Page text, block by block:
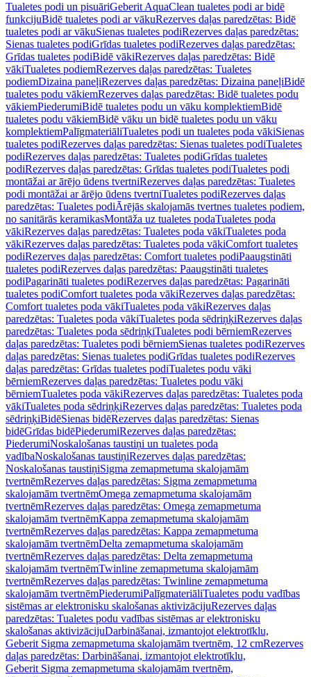
Tualetes podi un pisuāriGeberit AquaClean tualetes podi ar bidē
funkcijuBidē tualetes podi ar vākuRezerves daļas paredzētas: Bidē
tualetes podi ar vākuSienas tualetes podiRezerves daļas paredzētas:
Sienas tualetes podiGrīdas tualetes podiRezerves daļas paredzētas:
Grīdas tualetes podiBidē vākiRezerves daļas paredzētas: Bidē
vākiTualetes podiemRezerves daļas paredzētas: Tualetes
podiemDizaina paneļiRezerves daļas paredzētas: Dizaina paneļiBidē
tualetes podu vākiemRezerves daļas paredzētas: Bidē tualetes podu
vākiemPiederumiBidē tualetes podu un vāku komplektiemBidē
tualetes podu vākiemBidē vāku un bidē tualetes podu un vāku
komplektiemPalīgmateriāliTualetes podi un tualetes poda vākiSienas
tualetes podiRezerves daļas paredzētas: Sienas tualetes podiTualetes
podiRezerves daļas paredzētas: Tualetes podiGrīdas tualetes
podiRezerves daļas paredzētas: Grīdas tualetes podiTualetes podi
montāžai ar ārējo ūdens tvertniRezerves daļas paredzētas: Tualetes
podi montāžai ar ārējo ūdens tvertniTualetes podiRezerves daļas
paredzētas: Tualetes podiĀrējās skalojamās tvertnes tualetes podiem,
no sanitārās keramikasMontāža uz tualetes podaTualetes poda
vākiRezerves daļas paredzētas: Tualetes poda vākiTualetes poda
vākiRezerves daļas paredzētas: Tualetes poda vākiComfort tualetes
podiRezerves daļas paredzētas: Comfort tualetes podiPaaugstināti
tualetes podiRezerves daļas paredzētas: Paaugstināti tualetes
podiPagarināti tualetes podiRezerves daļas paredzētas: Pagarināti
tualetes podiComfort tualetes poda vākiRezerves daļas paredzētas:
Comfort tualetes poda vākiTualetes poda vākiRezerves daļas
paredzētas: Tualetes poda vākiTualetes poda sēdriņķiRezerves daļas
paredzētas: Tualetes poda sēdriņķiTualetes podi bērniemRezerves
daļas paredzētas: Tualetes podi bērniemSienas tualetes podiRezerves
daļas paredzētas: Sienas tualetes podiGrīdas tualetes podiRezerves
daļas paredzētas: Grīdas tualetes podiTualetes podu vāki
bērniemRezerves daļas paredzētas: Tualetes podu vāki
bērniemTualetes poda vākiRezerves daļas paredzētas: Tualetes poda
vākiTualetes poda sēdriņķiRezerves daļas paredzētas: Tualetes poda
sēdriņķiBidēSienas bidēRezerves daļas paredzētas: Sienas
bidēGrīdas bidēPiederumiRezerves daļas paredzētas:
PiederumiNoskalošanas taustiņi un tualetes poda
vadībaNoskalošanas taustiņiRezerves daļas paredzētas:
Noskalošanas taustiņiSigma zemapmetuma skalojamām
tvertnēmRezerves daļas paredzētas: Sigma zemapmetuma
skalojamām tvertnēmOmega zemapmetuma skalojamām
tvertnēmRezerves daļas paredzētas: Omega zemapmetuma
skalojamām tvertnēmKappa zemapmetuma skalojamām
tvertnēmRezerves daļas paredzētas: Kappa zemapmetuma
skalojamām tvertnēmDelta zemapmetuma skalojamām
tvertnēmRezerves daļas paredzētas: Delta zemapmetuma
skalojamām tvertnēmTwinline zemapmetuma skalojamām
tvertnēmRezerves daļas paredzētas: Twinline zemapmetuma
skalojamām tvertnēmPiederumiPalīgmateriāliTualetes podu vadības
sistēmas ar elektronisku skalošanas aktivizācijuRezerves daļas
paredzētas: Tualetes podu vadības sistēmas ar elektronisku
skalošanas aktivizācijuDarbināšanai, izmantojot elektrotīklu,
Geberit Sigma zemapmetuma skalojamām tvertnēm, 12 cmRezerves
daļas paredzētas: Darbināšanai, izmantojot elektrotīklu,
Geberit Sigma zemapmetuma skalojamām tvertnēm,